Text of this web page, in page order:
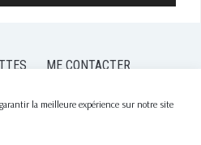
la meilleure expérience sur notre site
ME CONTACTER